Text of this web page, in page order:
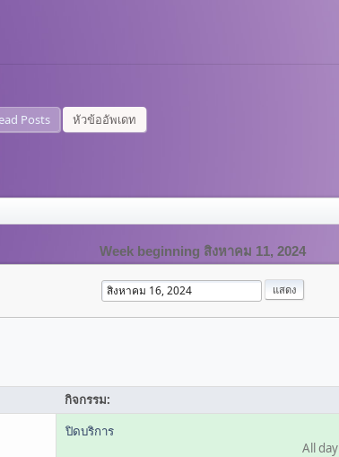
Posts หัวข้ออัพเดท
Week beginning สิงหาคม 11, 2024
กิจกรรม:
ปิดบริการ
All day